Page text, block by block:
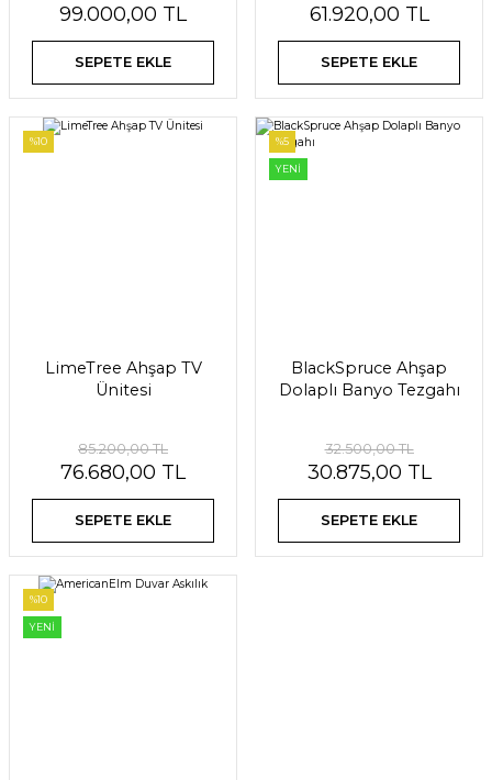
99.000,00 TL
SEPETE EKLE
61.920,00 TL
SEPETE EKLE
%10
LimeTree Ahşap TV
Ünitesi
85.200,00 TL
76.680,00 TL
SEPETE EKLE
%5
YENİ
BlackSpruce Ahşap
Dolaplı Banyo Tezgahı
32.500,00 TL
30.875,00 TL
SEPETE EKLE
%10
YENİ